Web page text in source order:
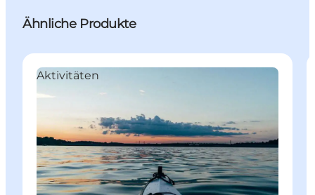
Ähnliche Produkte
Aktivitäten